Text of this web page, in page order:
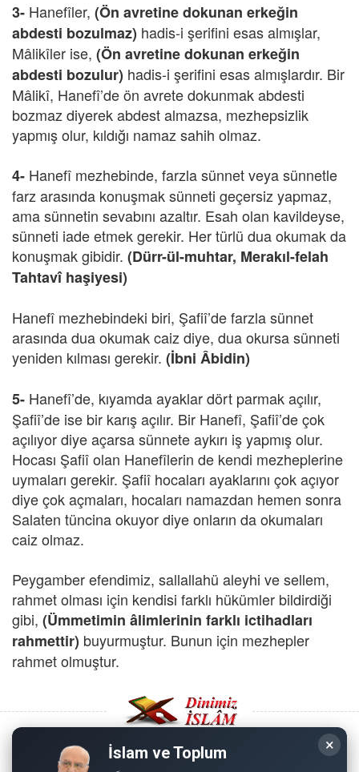
3- Hanefîler, (Ön avretine dokunan erkeğin
abdesti bozulmaz) hadis-i şerifini esas almışlar,
Mâlikîler ise, (Ön avretine dokunan erkeğin
abdesti bozulur) hadis-i şerifini esas almışlardır. Bir
Mâlikî, Hanefî’de ön avrete dokunmak abdesti
bozmaz diyerek abdest almazsa, mezhepsizlik
yapmış olur, kıldığı namaz sahih olmaz.
4- Hanefî mezhebinde, farzla sünnet veya sünnetle
farz arasında konuşmak sünneti geçersiz yapmaz,
ama sünnetin sevabını azaltır. Esah olan kavildeyse,
sünneti iade etmek gerekir. Her türlü dua okumak da
konuşmak gibidir. (Dürr-ül-muhtar, Merakıl-felah
Tahtavî haşiyesi)
Hanefî mezhebindeki biri, Şafiî’de farzla sünnet
arasında dua okumak caiz diye, dua okursa sünneti
yeniden kılması gerekir. (İbni Âbidin)
5- Hanefî’de, kıyamda ayaklar dört parmak açılır,
Şafiî’de ise bir karış açılır. Bir Hanefî, Şafiî’de çok
açılıyor diye açarsa sünnete aykırı iş yapmış olur.
Hocası Şafiî olan Hanefîlerin de kendi mezheplerine
uymaları gerekir. Şafiî hocaları ayaklarını çok açıyor
diye çok açmaları, hocaları namazdan hemen sonra
Salaten tüncina okuyor diye onların da okumaları
caiz olmaz.
Peygamber efendimiz, sallallahü aleyhi ve sellem,
rahmet olması için kendisi farklı hükümler bildirdiği
gibi, (Ümmetimin âlimlerinin farklı ictihadları
rahmettir) buyurmuştur. Bunun için mezhepler
rahmet olmuştur.
×
İslam ve Toplum